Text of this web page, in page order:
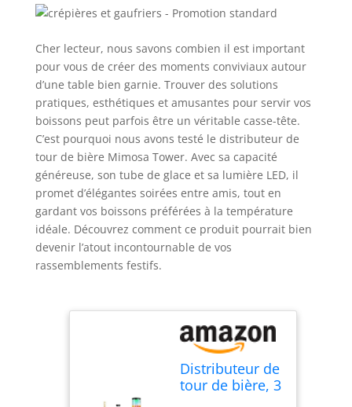
Cher lecteur, nous savons combien il est important
pour vous de créer des moments conviviaux autour
d’une table bien garnie. Trouver des solutions
pratiques, esthétiques et amusantes pour servir vos
boissons peut parfois être un véritable casse-tête.
C’est pourquoi nous avons testé le distributeur de
tour de bière Mimosa Tower. Avec sa capacité
généreuse, son tube de glace et sa lumière LED, il
promet d’élégantes soirées entre amis, tout en
gardant vos boissons préférées à la température
idéale. Découvrez comment ce produit pourrait bien
devenir l’atout incontournable de vos
rassemblements festifs.
Distributeur de
tour de bière, 3